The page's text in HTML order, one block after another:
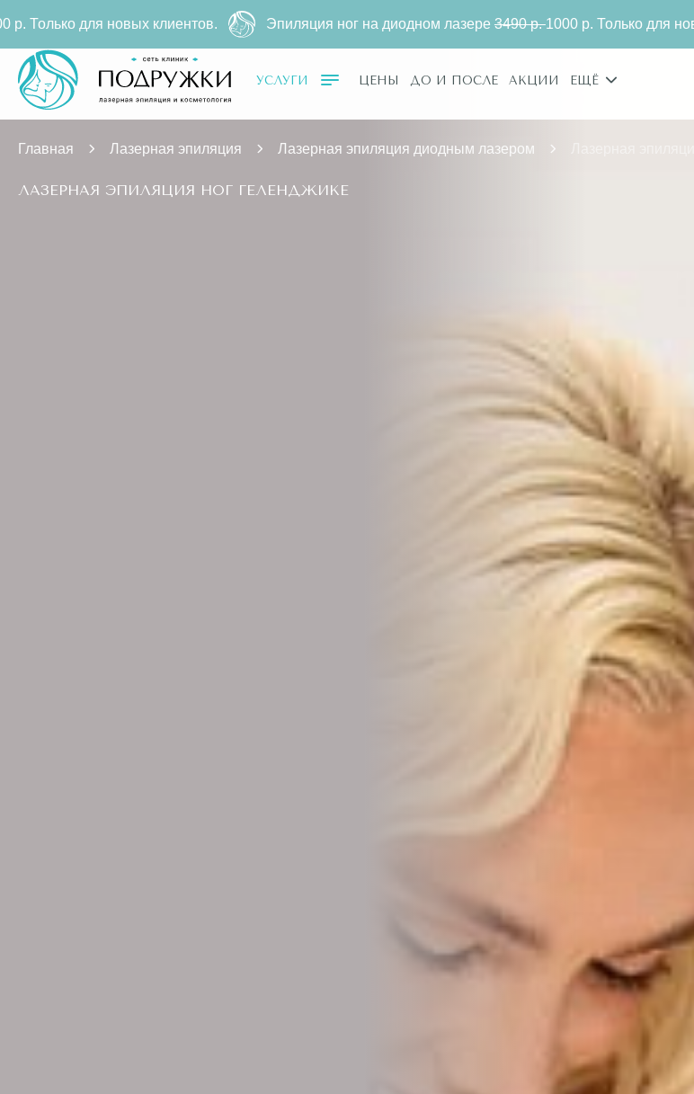
УСЛУГИ ЦЕНЫ ДО И ПОСЛЕ АКЦИИ ЕЩЁ
Главная Лазерная эпиляция Лазерная эпиляция диодным лазером
ЛАЗЕРНАЯ ЭПИЛЯЦИЯ НОГ ГЕЛЕНДЖИКЕ
клиентов. Эпиляция ног на диодном лазере3490 р.1000 р. Только для новых клиентов.